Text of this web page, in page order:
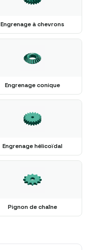
Engrenage à chevrons
Engrenage conique
Engrenage hélicoïdal
Pignon de chaîne